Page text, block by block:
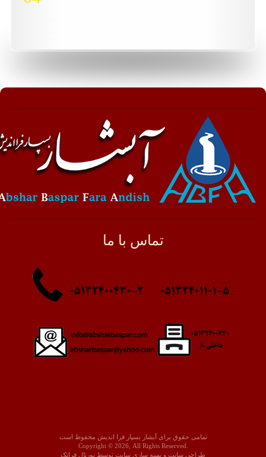
تماس با ما
تمامی حقوق برای آبشار بسپار فرا اندیش محفوظ است
Copyright © 2026, All Rights Reserved.
طراحی سايتوبهينه سازی سايتتوسطپورتال فراتک